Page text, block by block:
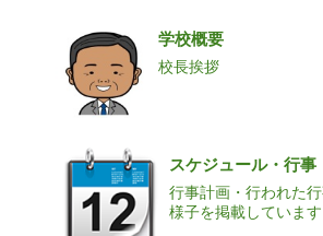
学校概要
校長挨拶
スケジュール・行事
行事計画・行われた
様子を掲載しています